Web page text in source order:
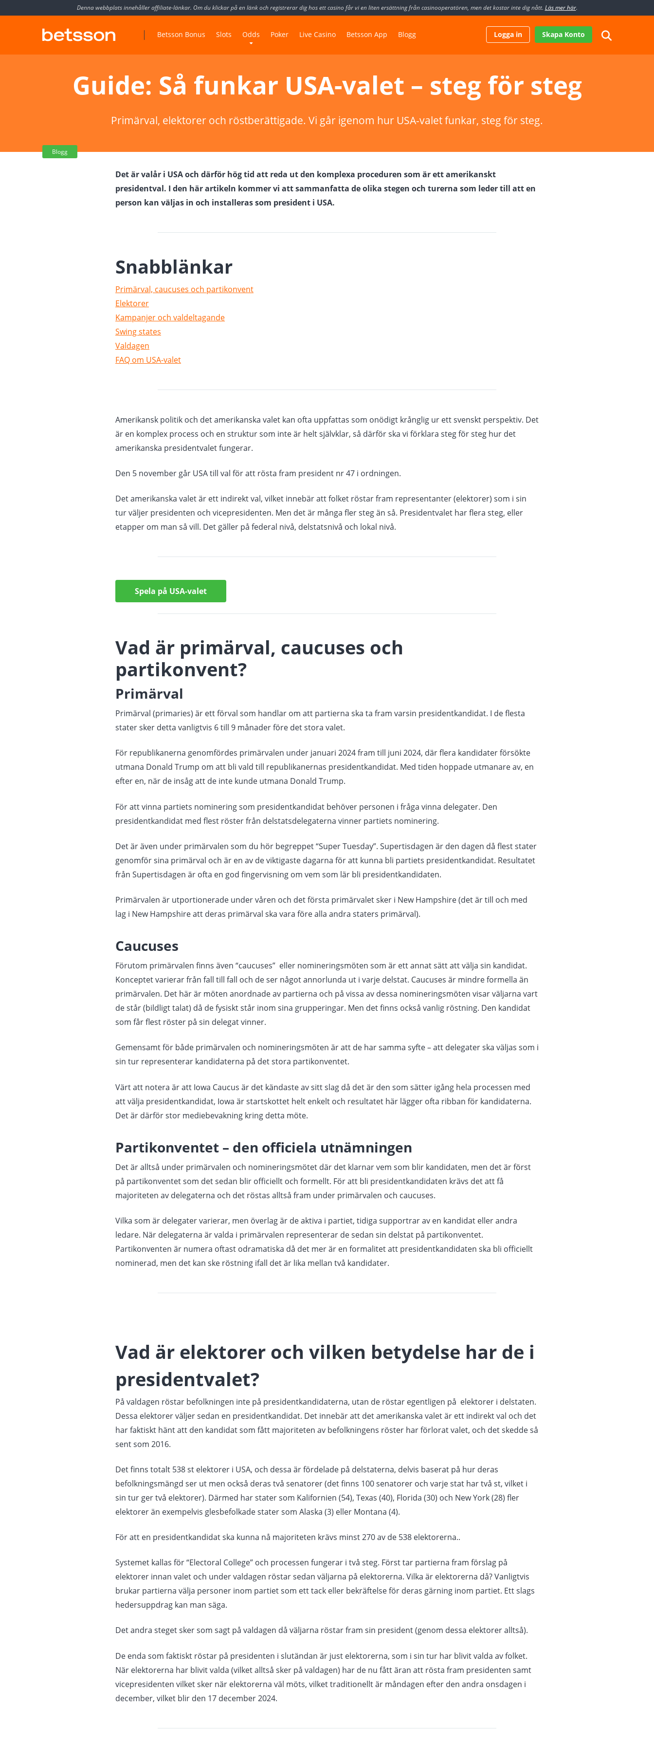
Denna webbplats innehåller affiliate-länkar. Om du klickar på en länk och registrerar dig hos ett casino får vi en liten ersättning från casinooperatören, men det kostar inte dig nått. Läs mer här.
Betsson Bonus Slots Odds Poker Live Casino Betsson App Blogg Skapa Konto
Logga in
Guide: Så funkar USA-valet – steg för steg
Primärval, elektorer och röstberättigade. Vi går igenom hur USA-valet funkar, steg för steg.
Blogg
Det är valår i USA och därför hög tid att reda ut den komplexa proceduren som är ett amerikanskt
presidentval. I den här artikeln kommer vi att sammanfatta de olika stegen och turerna som leder till att en
person kan väljas in och installeras som president i USA.
Snabblänkar
Primärval, caucuses och partikonvent
Elektorer
Kampanjer och valdeltagande
Swing states
Valdagen
FAQ om USA-valet
Amerikansk politik och det amerikanska valet kan ofta uppfattas som onödigt krånglig ur ett svenskt perspektiv. Det
är en komplex process och en struktur som inte är helt självklar, så därför ska vi förklara steg för steg hur det
amerikanska presidentvalet fungerar.
Den 5 november går USA till val för att rösta fram president nr 47 i ordningen.
Det amerikanska valet är ett indirekt val, vilket innebär att folket röstar fram representanter (elektorer) som i sin
tur väljer presidenten och vicepresidenten. Men det är många fler steg än så. Presidentvalet har flera steg, eller
etapper om man så vill. Det gäller på federal nivå, delstatsnivå och lokal nivå.
Spela på USA-valet
Vad är primärval, caucuses och
partikonvent?
Primärval
Primärval (primaries) är ett förval som handlar om att partierna ska ta fram varsin presidentkandidat. I de flesta
stater sker detta vanligtvis 6 till 9 månader före det stora valet.
För republikanerna genomfördes primärvalen under januari 2024 fram till juni 2024, där flera kandidater försökte
utmana Donald Trump om att bli vald till republikanernas presidentkandidat. Med tiden hoppade utmanare av, en
efter en, när de insåg att de inte kunde utmana Donald Trump.
För att vinna partiets nominering som presidentkandidat behöver personen i fråga vinna delegater. Den
presidentkandidat med flest röster från delstatsdelegaterna vinner partiets nominering.
Det är även under primärvalen som du hör begreppet “Super Tuesday”. Supertisdagen är den dagen då flest stater
genomför sina primärval och är en av de viktigaste dagarna för att kunna bli partiets presidentkandidat. Resultatet
från Supertisdagen är ofta en god fingervisning om vem som lär bli presidentkandidaten.
Primärvalen är utportionerade under våren och det första primärvalet sker i New Hampshire (det är till och med
lag i New Hampshire att deras primärval ska vara före alla andra staters primärval).
Caucuses
Förutom primärvalen finns även “caucuses” eller nomineringsmöten som är ett annat sätt att välja sin kandidat.
Konceptet varierar från fall till fall och de ser något annorlunda ut i varje delstat. Caucuses är mindre formella än
primärvalen. Det här är möten anordnade av partierna och på vissa av dessa nomineringsmöten visar väljarna vart
de står (bildligt talat) då de fysiskt står inom sina grupperingar. Men det finns också vanlig röstning. Den kandidat
som får flest röster på sin delegat vinner.
Gemensamt för både primärvalen och nomineringsmöten är att de har samma syfte – att delegater ska väljas som i
sin tur representerar kandidaterna på det stora partikonventet.
Värt att notera är att Iowa Caucus är det kändaste av sitt slag då det är den som sätter igång hela processen med
att välja presidentkandidat, Iowa är startskottet helt enkelt och resultatet här lägger ofta ribban för kandidaterna.
Det är därför stor mediebevakning kring detta möte.
Partikonventet – den officiela utnämningen
Det är alltså under primärvalen och nomineringsmötet där det klarnar vem som blir kandidaten, men det är först
på partikonventet som det sedan blir officiellt och formellt. För att bli presidentkandidaten krävs det att få
majoriteten av delegaterna och det röstas alltså fram under primärvalen och caucuses.
Vilka som är delegater varierar, men överlag är de aktiva i partiet, tidiga supportrar av en kandidat eller andra
ledare. När delegaterna är valda i primärvalen representerar de sedan sin delstat på partikonventet.
Partikonventen är numera oftast odramatiska då det mer är en formalitet att presidentkandidaten ska bli officiellt
nominerad, men det kan ske röstning ifall det är lika mellan två kandidater.
Vad är elektorer och vilken betydelse har de i
presidentvalet?
På valdagen röstar befolkningen inte på presidentkandidaterna, utan de röstar egentligen på elektorer i delstaten.
Dessa elektorer väljer sedan en presidentkandidat. Det innebär att det amerikanska valet är ett indirekt val och det
har faktiskt hänt att den kandidat som fått majoriteten av befolkningens röster har förlorat valet, och det skedde så
sent som 2016.
Det finns totalt 538 st elektorer i USA, och dessa är fördelade på delstaterna, delvis baserat på hur deras
befolkningsmängd ser ut men också deras två senatorer (det finns 100 senatorer och varje stat har två st, vilket i
sin tur ger två elektorer). Därmed har stater som Kalifornien (54), Texas (40), Florida (30) och New York (28) fler
elektorer än exempelvis glesbefolkade stater som Alaska (3) eller Montana (4).
För att en presidentkandidat ska kunna nå majoriteten krävs minst 270 av de 538 elektorerna..
Systemet kallas för “Electoral College” och processen fungerar i två steg. Först tar partierna fram förslag på
elektorer innan valet och under valdagen röstar sedan väljarna på elektorerna. Vilka är elektorerna då? Vanligtvis
brukar partierna välja personer inom partiet som ett tack eller bekräftelse för deras gärning inom partiet. Ett slags
hedersuppdrag kan man säga.
Det andra steget sker som sagt på valdagen då väljarna röstar fram sin president (genom dessa elektorer alltså).
De enda som faktiskt röstar på presidenten i slutändan är just elektorerna, som i sin tur har blivit valda av folket.
När elektorerna har blivit valda (vilket alltså sker på valdagen) har de nu fått äran att rösta fram presidenten samt
vicepresidenten vilket sker när elektorerna väl möts, vilket traditionellt är måndagen efter den andra onsdagen i
december, vilket blir den 17 december 2024.